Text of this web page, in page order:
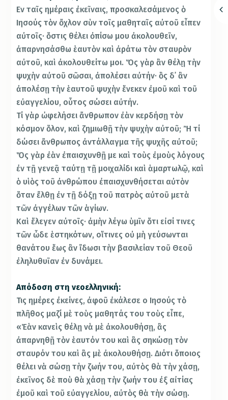
Εν ταῖς ημέραις ἐκεῖναις, προσκαλεσάμενος ὁ
Ιησούς τὸν ὄχλον σὺν τοῖς μαθηταῖς αὐτοῦ εἶπεν
αὐτοῖς· ὅστις θέλει ὀπίσω μου ἀκολουθεῖν,
ἀπαρνησάσθω ἑαυτὸν καὶ ἀράτω τὸν σταυρὸν
αὐτοῦ, καὶ ἀκολουθείτω μοι. Ὅς γὰρ ἂν θέλῃ τὴν
ψυχὴν αὐτοῦ σῶσαι, ἀπολέσει αὐτήν· ὃς δ᾿ ἂν
ἀπολέσῃ τὴν ἑαυτοῦ ψυχὴν ἕνεκεν ἐμοῦ καὶ τοῦ
εὐαγγελίου, οὗτος σώσει αὐτήν.
Τί γὰρ ὠφελήσει ἄνθρωπον ἐὰν κερδήσῃ τὸν
κόσμον ὅλον, καὶ ζημιωθῇ τὴν ψυχὴν αὐτοῦ; Ἢ τί
δώσει ἄνθρωπος ἀντάλλαγμα τῆς ψυχῆς αὐτοῦ;
Ὅς γὰρ ἐὰν ἐπαισχυνθῇ με καὶ τοὺς ἐμοὺς λόγους
ἐν τῇ γενεᾷ ταύτῃ τῇ μοιχαλίδι καὶ ἁμαρτωλῷ, καὶ
ὁ υἱὸς τοῦ ἀνθρώπου ἐπαισχυνθήσεται αὐτὸν
ὅταν ἔλθῃ ἐν τῇ δόξῃ τοῦ πατρὸς αὐτοῦ μετὰ
τῶν ἀγγέλων τῶν ἁγίων.
Καὶ ἔλεγεν αὐτοῖς· ἀμὴν λέγω ὑμῖν ὅτι εἰσί τινες
τῶν ὧδε ἑστηκότων, οἵτινες οὐ μὴ γεύσωνται
θανάτου ἕως ἂν ἴδωσι τὴν βασιλείαν τοῦ Θεοῦ
ἐληλυθυῖαν ἐν δυνάμει.
Απόδοση στη νεοελληνική:
Τις ημέρες ἐκείνες, ἀφοῦ ἐκάλεσε ο Ιησούς τὸ
πλῆθος μαζί μὲ τοὺς μαθητάς του τοὺς εἶπε,
«Ἐὰν κανεὶς θέλῃ νὰ μὲ ἀκολουθήσῃ, ἂς
ἀπαρνηθῇ τὸν ἑαυτόν του καὶ ἂς σηκώσῃ τὸν
σταυρόν του καὶ ἂς μὲ ἀκολουθήσῃ. Διότι ὅποιος
θέλει νὰ σώσῃ τὴν ζωήν του, αὐτὸς θὰ τὴν χάσῃ,
ἐκεῖνος δὲ ποὺ θὰ χάσῃ τὴν ζωήν του ἐξ αἰτίας
ἐμοῦ καὶ τοῦ εὐαγγελίου, αὐτὸς θὰ τὴν σώσῃ.